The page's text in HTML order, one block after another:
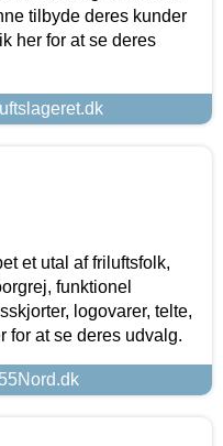
tilbyde deres kunder
her for at se deres
et utal af friluftsfolk,
funktionel
logovarer, telte,
for at se deres udvalg.